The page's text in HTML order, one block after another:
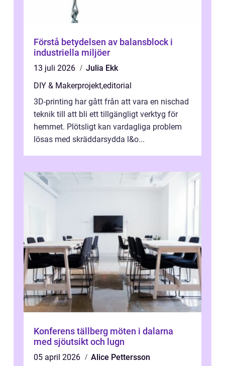
Förstå betydelsen av balansblock i
industriella miljöer
13 juli 2026
Julia Ekk
DIY & Makerprojekt,editorial
3D-printing har gått från att vara en nischad
teknik till att bli ett tillgängligt verktyg för
hemmet. Plötsligt kan vardagliga problem
lösas med skräddarsydda l&o...
Konferens tällberg möten i dalarna
med sjöutsikt och lugn
05 april 2026 Alice Pettersson